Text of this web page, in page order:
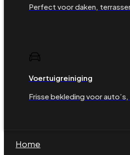
Perfect voor daken,
Voertuigreiniging
Frisse bekleding voor
Home